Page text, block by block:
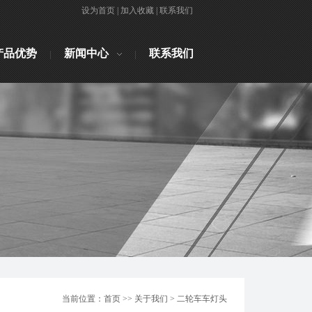
设为首页 加入收藏 联系我们
品优势 新闻中心 联系我们
当前位置：首页 >> 关于我们 > 二轮车车灯头